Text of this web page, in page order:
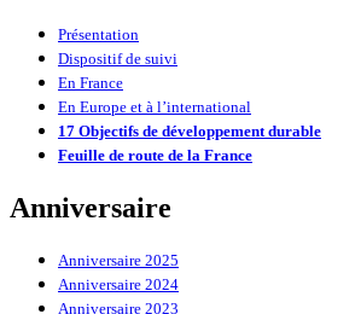
Présentation
Dispositif de suivi
En France
En Europe et à l’international
17 Objectifs de développement durable
Feuille de route de la France
Anniversaire
Anniversaire 2025
Anniversaire 2024
Anniversaire 2023